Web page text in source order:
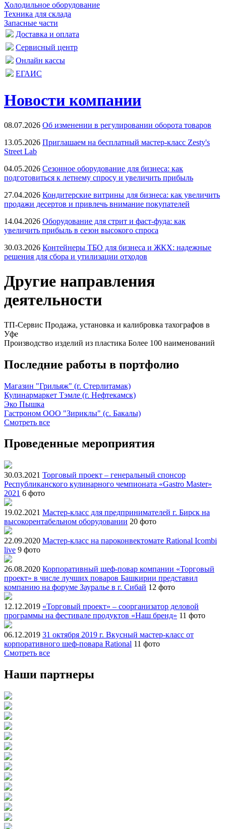
Холодильное оборудование
Техника для склада
Запасные части
Доставка и оплата
Сервисный центр
Онлайн кассы
ЕГАИС
Новости компании
08.07.2026 Об изменении в регулировании оборота товаров
13.05.2026 Приглашаем на бесплатный мастер-класс Zesty's
Street Lab
04.05.2026 Сезонное оборудование для бизнеса: как
подготовиться к летнему спросу и увеличить прибыль
27.04.2026 Кондитерские витрины для бизнеса: как увеличить
продажи десертов и привлечь внимание покупателей
14.04.2026 Оборудование для стрит и фаст-фуда: как
увеличить прибыль в сезон высокого спроса
30.03.2026 Контейнеры ТБО для бизнеса и ЖКХ: надежные
решения для сбора и утилизации отходов
Другие направления
деятельности
ТП-Сервис Продажа, установка и калибровка тахографов в
Уфе
Производство изделий из пластика Более 100 наименований
Последние работы в портфолио
Магазин "Грильяж" (г. Стерлитамак)
Кулинармаркет Тэмле (г. Нефтекамск)
Эко Пышка
Гастроном ООО "Зириклы" (с. Бакалы)
Смотреть все
Проведенные мероприятия
30.03.2021 Торговый проект – генеральный спонсор
Республиканского кулинарного чемпионата «Gastro Master»
2021 6 фото
19.02.2021 Мастер-класс для предпринимателей г. Бирск на
высокорентабельном оборудовании 20 фото
22.09.2020 Мастер-класс на пароконвектомате Rational Icombi
live 9 фото
26.08.2020 Корпоративный шеф-повар компании «Торговый
проект» в числе лучших поваров Башкирии представил
компанию на форуме Зауралье в г. Сибай 12 фото
12.12.2019 «Торговый проект» – соорганизатор деловой
программы на фестивале продуктов «Наш бренд» 11 фото
06.12.2019 31 октября 2019 г. Вкусный мастер-класс от
корпоративного шеф-повара Rational 11 фото
Смотреть все
Наши партнеры